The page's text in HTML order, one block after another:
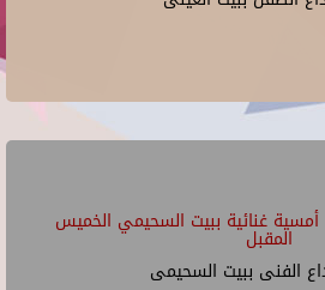
أمسية غنائية ببيت السحيمي الخميس
المقبل
الفنى ببيت السحيمى